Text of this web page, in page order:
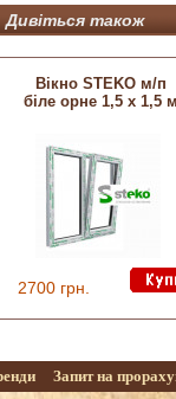
Дивіться також
Вікно STEKO м/п
біле орне 1,5 х 1,5
2700 грн.
Запит на